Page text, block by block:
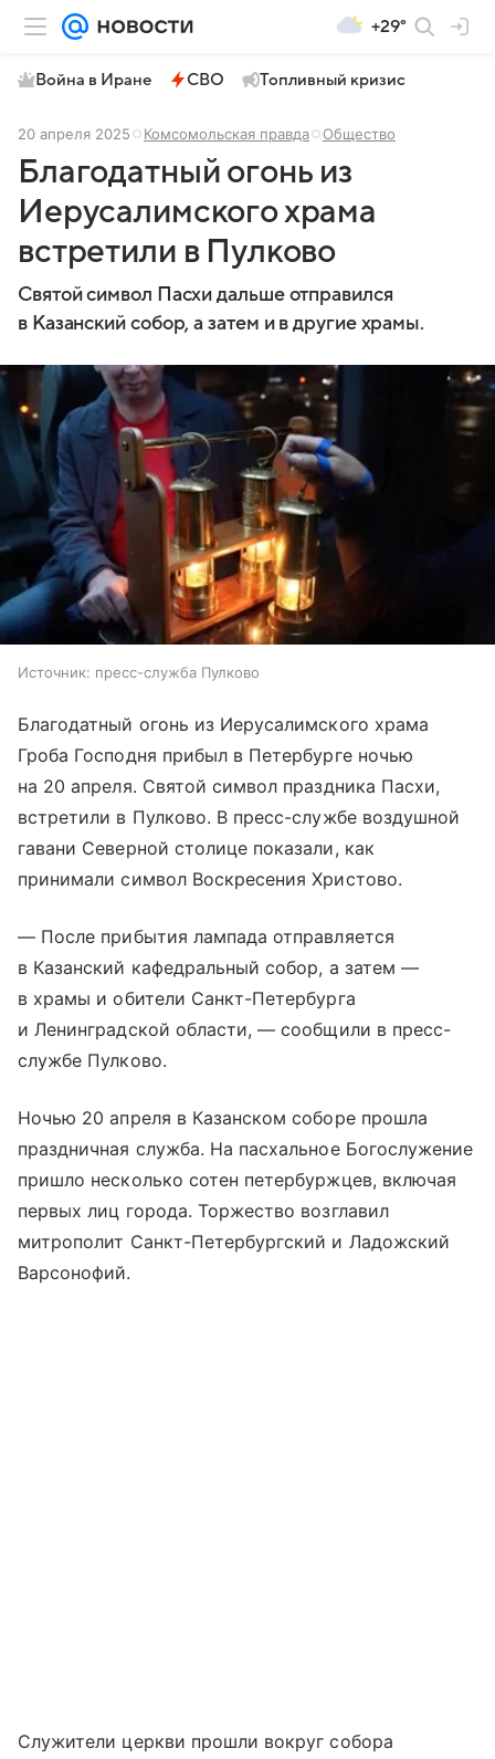
+29°
Война в Иране СВО Топливный кризис
20 апреля 2025 Комсомольская правда Общество
Благодатный огонь из
Иерусалимского храма
встретили в Пулково
Святой символ Пасхи дальше отправился
в Казанский собор, а затем и в другие храмы.
Источник: пресс-служба Пулково
Благодатный огонь из Иерусалимского храма
Гроба Господня прибыл в Петербурге ночью
на 20 апреля. Святой символ праздника Пасхи,
встретили в Пулково. В пресс-службе воздушной
гавани Северной столице показали, как
принимали символ Воскресения Христово.
— После прибытия лампада отправляется
в Казанский кафедральный собор, а затем —
в храмы и обители Санкт-Петербурга
и Ленинградской области, — сообщили в пресс-
службе Пулково.
Ночью 20 апреля в Казанском соборе прошла
праздничная служба. На пасхальное Богослужение
пришло несколько сотен петербуржцев, включая
первых лиц города. Торжество возглавил
митрополит Санкт-Петербургский и Ладожский
Варсонофий.
Служители церкви прошли вокруг собора